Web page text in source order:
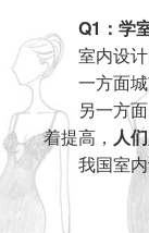
Q1：学
室内设
一方面
另一方
着提高， 人
我国室